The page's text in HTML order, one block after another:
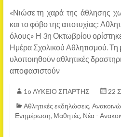
«Νιώσε τη χαρά της άθλησης
και το φόβο της αποτυχίας:
όλους» Η 3η Οκτωβρίου
Ημέρα Σχολικού Αθλητισμού. Τη
υλοποιηθούν αθλητικές
αποφασιστούν
1o ΛΥΚΕΙΟ ΣΠΑΡΤΗΣ
22
Αθλητικές εκδηλώσεις,
Ενημέρωση, Μαθητές, Νέα -